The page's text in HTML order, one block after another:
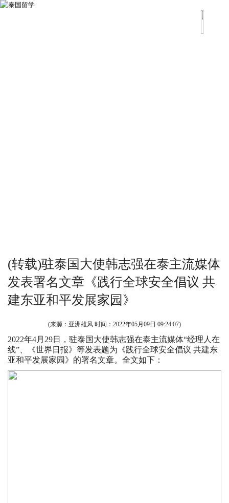
(转载)驻泰国大使韩志强在泰主流媒体
发表署名文章《践行全球安全倡议 共
建东亚和平发展家园》
(来源：亚洲雄风 时间： 2022年05月09日 09:24:07)
2022年4月29日，驻泰国大使韩志强在泰主流媒体“经理人在
线”、《世界日报》等发表题为《践行全球安全倡议 共建东
亚和平发展家园》的署名文章。全文如下：